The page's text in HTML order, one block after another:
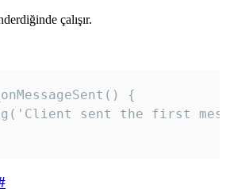
çalışır.
{
sent the first